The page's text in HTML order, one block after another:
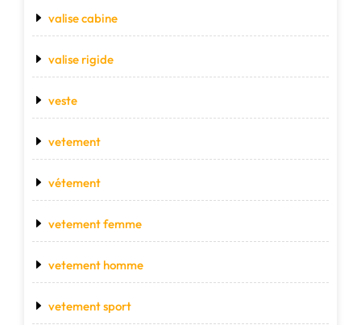
valise cabine
valise rigide
veste
vetement
vétement
vetement femme
vetement homme
vetement sport